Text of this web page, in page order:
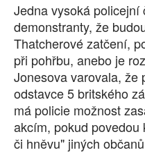
Jedna vysoká
demonstranty, že
Thatcherové zatčení,
při pohřbu, anebo je
Jonesova varovala, že
odstavce 5 britského
má policie možnost
akcím, pokud
či hněvu" jiných